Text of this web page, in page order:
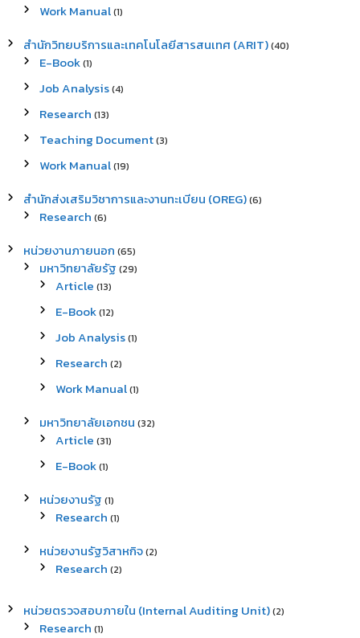
Work Manual(1)
สำนักวิทยบริการและเทคโนโลยีสารสนเทศ (ARIT)(40)
E-Book(1)
Job Analysis(4)
Research (13)
Teaching Document(3)
Work Manual(19)
สำนักส่งเสริมวิชาการและงานทะเบียน (OREG)(6)
Research (6)
หน่วยงานภายนอก (65)
มหาวิทยาลัยรัฐ (29)
Article (13)
E-Book(12)
Job Analysis(1)
Research (2)
Work Manual(1)
มหาวิทยาลัยเอกชน (32)
Article (31)
E-Book(1)
หน่วยงานรัฐ (1)
Research (1)
หน่วยงานรัฐวิสาหกิจ(2)
Research (2)
หน่วยตรวจสอบภายใน (Internal Auditing Unit)(2)
Research (1)